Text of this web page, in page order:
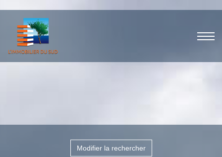
Modifier la rechercher